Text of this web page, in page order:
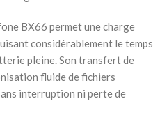
BX66 permet une charge
considérablement le temps
pleine. Son transfert de
fluide de fichiers
interruption ni perte de